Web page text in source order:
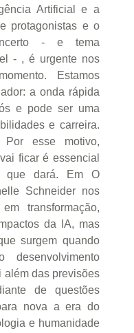
Artificial e a
protagonistas e o
- e tema
- , é urgente nos
Estamos
a onda rápida
e pode ser uma
e carreira.
esse motivo,
ficar é essencial
que dará. Em O
Schneider nos
transformação,
da IA, mas
surgem quando
além das previsões
de questões
nova a era do
e humanidade